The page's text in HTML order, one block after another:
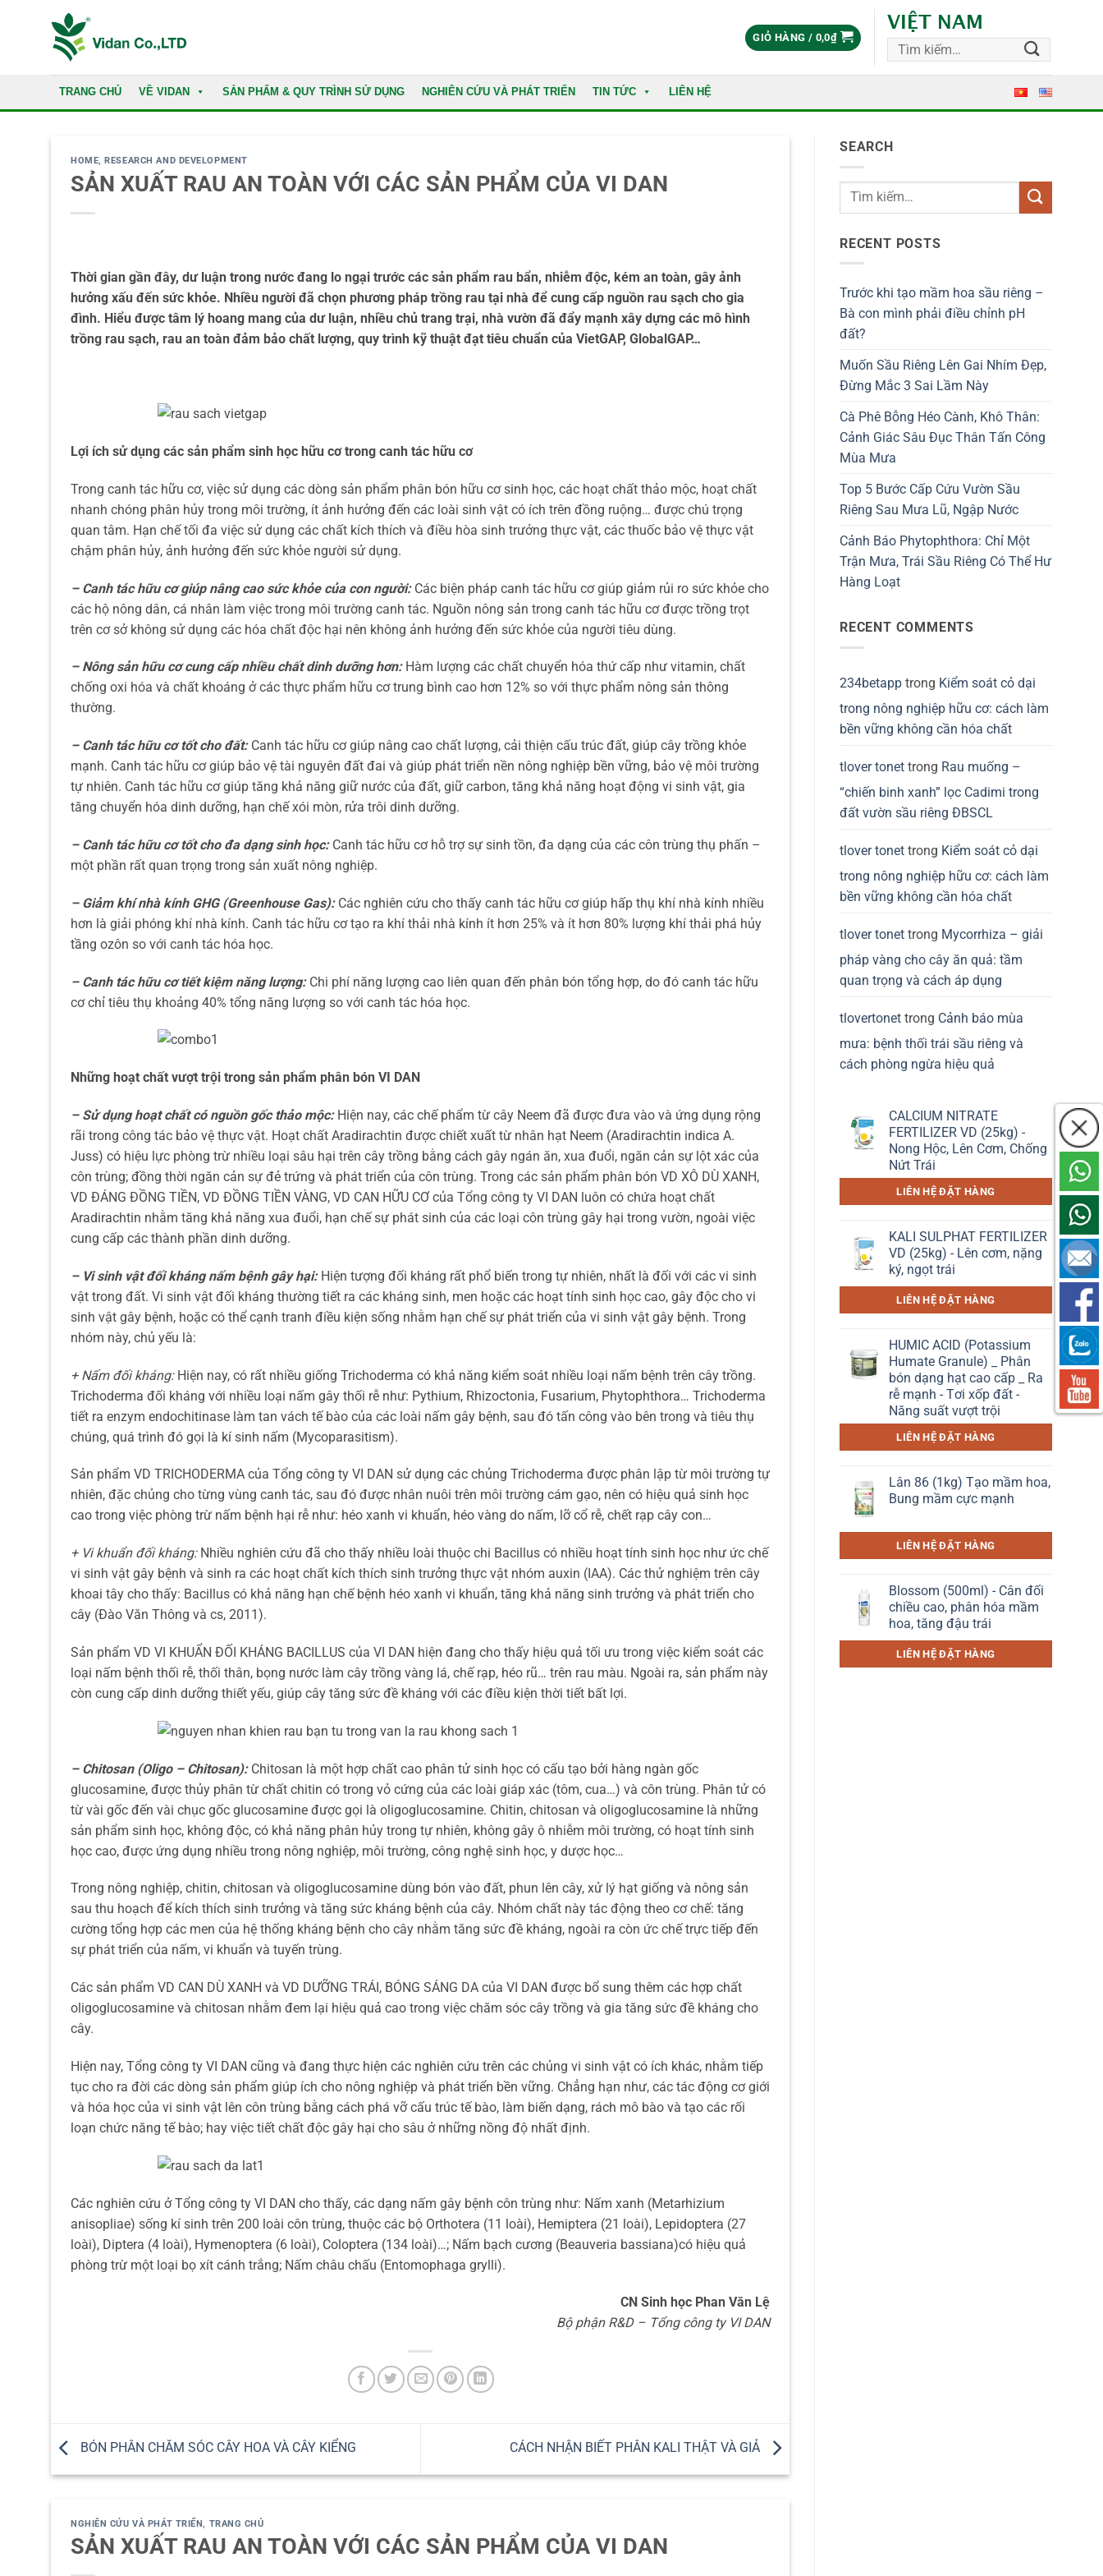
GIỎ HÀNG / 0,0₫
VIỆT NAM
Tìm
kiếm:
TRANG CHỦ VỀ VIDAN SẢN PHẨM & QUY TRÌNH SỬ DỤNG NGHIÊN CỨU VÀ PHÁT TRIỂN TIN TỨC LIÊN HỆ
HOME,RESEARCH AND DEVELOPMENT
SẢN XUẤT RAU AN TOÀN VỚI CÁC SẢN PHẨM CỦA VI DAN
Thời gian gần đây, dư luận trong nước đang lo ngại trước các sản phẩm rau bẩn, nhiễm độc, kém an toàn, gây ảnh
hưởng xấu đến sức khỏe. Nhiều người đã chọn phương pháp trồng rau tại nhà để cung cấp nguồn rau sạch cho gia
đình. Hiểu được tâm lý hoang mang của dư luận, nhiều chủ trang trại, nhà vườn đã đẩy mạnh xây dựng các mô hình
trồng rau sạch, rau an toàn đảm bảo chất lượng, quy trình kỹ thuật đạt tiêu chuẩn của VietGAP, GlobalGAP…
Lợi ích sử dụng các sản phẩm sinh học hữu cơ trong canh tác hữu cơ
Trong canh tác hữu cơ, việc sử dụng các dòng sản phẩm phân bón hữu cơ sinh học, các hoạt chất thảo mộc, hoạt chất
nhanh chóng phân hủy trong môi trường, ít ảnh hưởng đến các loài sinh vật có ích trên đồng ruộng… được chú trọng
quan tâm. Hạn chế tối đa việc sử dụng các chất kích thích và điều hòa sinh trưởng thực vật, các thuốc bảo vệ thực vật
chậm phân hủy, ảnh hưởng đến sức khỏe người sử dụng.
– Canh tác hữu cơ giúp nâng cao sức khỏe của con người:Các biện pháp canh tác hữu cơ giúp giảm rủi ro sức khỏe cho
các hộ nông dân, cá nhân làm việc trong môi trường canh tác. Nguồn nông sản trong canh tác hữu cơ được trồng trọt
trên cơ sở không sử dụng các hóa chất độc hại nên không ảnh hưởng đến sức khỏe của người tiêu dùng.
– Nông sản hữu cơ cung cấp nhiều chất dinh dưỡng hơn:Hàm lượng các chất chuyển hóa thứ cấp như vitamin, chất
chống oxi hóa và chất khoáng ở các thực phẩm hữu cơ trung bình cao hơn 12% so với thực phẩm nông sản thông
thường.
– Canh tác hữu cơ tốt cho đất:Canh tác hữu cơ giúp nâng cao chất lượng, cải thiện cấu trúc đất, giúp cây trồng khỏe
mạnh. Canh tác hữu cơ giúp bảo vệ tài nguyên đất đai và giúp phát triển nền nông nghiệp bền vững, bảo vệ môi trường
tự nhiên. Canh tác hữu cơ giúp tăng khả năng giữ nước của đất, giữ carbon, tăng khả năng hoạt động vi sinh vật, gia
tăng chuyển hóa dinh dưỡng, hạn chế xói mòn, rửa trôi dinh dưỡng.
– Canh tác hữu cơ tốt cho đa dạng sinh học:Canh tác hữu cơ hỗ trợ sự sinh tồn, đa dạng của các côn trùng thụ phấn –
một phần rất quan trọng trong sản xuất nông nghiệp.
– Giảm khí nhà kính GHG (Greenhouse Gas):Các nghiên cứu cho thấy canh tác hữu cơ giúp hấp thụ khí nhà kính nhiều
hơn là giải phóng khí nhà kính. Canh tác hữu cơ tạo ra khí thải nhà kính ít hơn 25% và ít hơn 80% lượng khí thải phá hủy
tầng ozôn so với canh tác hóa học.
– Canh tác hữu cơ tiết kiệm năng lượng:Chi phí năng lượng cao liên quan đến phân bón tổng hợp, do đó canh tác hữu
cơ chỉ tiêu thụ khoảng 40% tổng năng lượng so với canh tác hóa học.
Những hoạt chất vượt trội trong sản phẩm phân bón VI DAN
– Sử dụng hoạt chất có nguồn gốc thảo mộc:Hiện nay, các chế phẩm từ cây Neem đã được đưa vào và ứng dụng rộng
rãi trong công tác bảo vệ thực vật. Hoạt chất Aradirachtin được chiết xuất từ nhân hạt Neem (Aradirachtin indica A.
Juss) có hiệu lực phòng trừ nhiều loại sâu hại trên cây trồng bằng cách gây ngán ăn, xua đuổi, ngăn cản sự lột xác của
côn trùng; đồng thời ngăn cản sự đẻ trứng và phát triển của côn trùng. Trong các sản phẩm phân bón VD XÔ DÙ XANH,
VD ĐÁNG ĐỒNG TIỀN, VD ĐỒNG TIỀN VÀNG, VD CAN HỮU CƠ của Tổng công ty VI DAN luôn có chứa hoạt chất
Aradirachtin nhằm tăng khả năng xua đuổi, hạn chế sự phát sinh của các loại côn trùng gây hại trong vườn, ngoài việc
cung cấp các thành phần dinh dưỡng.
– Vi sinh vật đối kháng nấm bệnh gây hại:Hiện tượng đối kháng rất phổ biến trong tự nhiên, nhất là đối với các vi sinh
vật trong đất. Vi sinh vật đối kháng thường tiết ra các kháng sinh, men hoặc các hoạt tính sinh học cao, gây độc cho vi
sinh vật gây bệnh, hoặc có thể cạnh tranh điều kiện sống nhằm hạn chế sự phát triển của vi sinh vật gây bệnh. Trong
nhóm này, chủ yếu là:
+ Nấm đối kháng:Hiện nay, có rất nhiều giống Trichoderma có khả năng kiểm soát nhiều loại nấm bệnh trên cây trồng.
Trichoderma đối kháng với nhiều loại nấm gây thối rễ như: Pythium, Rhizoctonia, Fusarium, Phytophthora… Trichoderma
tiết ra enzym endochitinase làm tan vách tế bào của các loài nấm gây bệnh, sau đó tấn công vào bên trong và tiêu thụ
chúng, quá trình đó gọi là kí sinh nấm (Mycoparasitism).
Sản phẩm VD TRICHODERMA của Tổng công ty VI DAN sử dụng các chủng Trichoderma được phân lập từ môi trường tự
nhiên, đặc chủng cho từng vùng canh tác, sau đó được nhân nuôi trên môi trường cám gạo, nên có hiệu quả sinh học
cao trong việc phòng trừ nấm bệnh hại rễ như: héo xanh vi khuẩn, héo vàng do nấm, lỡ cổ rễ, chết rạp cây con…
+ Vi khuẩn đối kháng:Nhiều nghiên cứu đã cho thấy nhiều loài thuộc chi Bacillus có nhiều hoạt tính sinh học như ức chế
vi sinh vật gây bệnh và sinh ra các hoạt chất kích thích sinh trưởng thực vật nhóm auxin (IAA). Các thử nghiệm trên cây
khoai tây cho thấy: Bacillus có khả năng hạn chế bệnh héo xanh vi khuẩn, tăng khả năng sinh trưởng và phát triển cho
cây (Đào Văn Thông và cs, 2011).
Sản phẩm VD VI KHUẨN ĐỐI KHÁNG BACILLUS của VI DAN hiện đang cho thấy hiệu quả tối ưu trong việc kiểm soát các
loại nấm bệnh thối rễ, thối thân, bọng nước làm cây trồng vàng lá, chế rạp, héo rũ… trên rau màu. Ngoài ra, sản phẩm này
còn cung cấp dinh dưỡng thiết yếu, giúp cây tăng sức đề kháng với các điều kiện thời tiết bất lợi.
– Chitosan (Oligo – Chitosan):Chitosan là một hợp chất cao phân tử sinh học có cấu tạo bởi hàng ngàn gốc
glucosamine, được thủy phân từ chất chitin có trong vỏ cứng của các loài giáp xác (tôm, cua…) và côn trùng. Phân tử có
từ vài gốc đến vài chục gốc glucosamine được gọi là oligoglucosamine. Chitin, chitosan và oligoglucosamine là những
sản phẩm sinh học, không độc, có khả năng phân hủy trong tự nhiên, không gây ô nhiễm môi trường, có hoạt tính sinh
học cao, được ứng dụng nhiều trong nông nghiệp, môi trường, công nghệ sinh học, y dược học…
Trong nông nghiệp, chitin, chitosan và oligoglucosamine dùng bón vào đất, phun lên cây, xử lý hạt giống và nông sản
sau thu hoạch để kích thích sinh trưởng và tăng sức kháng bệnh của cây. Nhóm chất này tác động theo cơ chế: tăng
cường tổng hợp các men của hệ thống kháng bệnh cho cây nhằm tăng sức đề kháng, ngoài ra còn ức chế trực tiếp đến
sự phát triển của nấm, vi khuẩn và tuyến trùng.
Các sản phẩm VD CAN DÙ XANH và VD DƯỠNG TRÁI, BÓNG SÁNG DA của VI DAN được bổ sung thêm các hợp chất
oligoglucosamine và chitosan nhằm đem lại hiệu quả cao trong việc chăm sóc cây trồng và gia tăng sức đề kháng cho
cây.
Hiện nay, Tổng công ty VI DAN cũng và đang thực hiện các nghiên cứu trên các chủng vi sinh vật có ích khác, nhằm tiếp
tục cho ra đời các dòng sản phẩm giúp ích cho nông nghiệp và phát triển bền vững. Chẳng hạn như, các tác động cơ giới
và hóa học của vi sinh vật lên côn trùng bằng cách phá vỡ cấu trúc tế bào, làm biến dạng, rách mô bào và tạo các rối
loạn chức năng tế bào; hay việc tiết chất độc gây hại cho sâu ở những nồng độ nhất định.
Các nghiên cứu ở Tổng công ty VI DAN cho thấy, các dạng nấm gây bệnh côn trùng như: Nấm xanh (Metarhizium
anisopliae) sống kí sinh trên 200 loài côn trùng, thuộc các bộ Orthotera (11 loài), Hemiptera (21 loài), Lepidoptera (27
loài), Diptera (4 loài), Hymenoptera (6 loài), Coloptera (134 loài)…; Nấm bạch cương (Beauveria bassiana)có hiệu quả
phòng trừ một loại bọ xít cánh trắng; Nấm châu chấu (Entomophaga grylli).
CN Sinh học Phan Văn Lệ
Bộ phận R&D – Tổng công ty VI DAN
BÓN PHÂN CHĂM SÓC CÂY HOA VÀ CÂY KIỂNG CÁCH NHẬN BIẾT PHÂN KALI THẬT VÀ GIẢ
NGHIÊN CỨU VÀ PHÁT TRIỂN, TRANG CHỦ
SẢN XUẤT RAU AN TOÀN VỚI CÁC SẢN PHẨM CỦA VI DAN
SEARCH
RECENT POSTS
Trước khi tạo mầm hoa sầu riêng –
Bà con mình phải điều chỉnh pH
đất?
Muốn Sầu Riêng Lên Gai Nhím Đẹp,
Đừng Mắc 3 Sai Lầm Này
Cà Phê Bỗng Héo Cành, Khô Thân:
Cảnh Giác Sâu Đục Thân Tấn Công
Mùa Mưa
Top 5 Bước Cấp Cứu Vườn Sầu
Riêng Sau Mưa Lũ, Ngập Nước
Cảnh Báo Phytophthora: Chỉ Một
Trận Mưa, Trái Sầu Riêng Có Thể Hư
Hàng Loạt
RECENT COMMENTS
234betapp trong Kiểm soát cỏ dại
trong nông nghiệp hữu cơ: cách làm
bền vững không cần hóa chất
tlover tonet trong Rau muống –
“chiến binh xanh” lọc Cadimi trong
đất vườn sầu riêng ĐBSCL
tlover tonet trong Kiểm soát cỏ dại
trong nông nghiệp hữu cơ: cách làm
bền vững không cần hóa chất
tlover tonet trong Mycorrhiza – giải
pháp vàng cho cây ăn quả: tầm
quan trọng và cách áp dụng
tlovertonet trong Cảnh báo mùa
mưa: bệnh thối trái sầu riêng và
cách phòng ngừa hiệu quả
CALCIUM NITRATE
FERTILIZER VD (25kg) -
Nong Hộc, Lên Cơm, Chống
Nứt Trái
LIÊN HỆ ĐẶT HÀNG
KALI SULPHAT FERTILIZER
VD (25kg) - Lên cơm, nặng
ký, ngọt trái
LIÊN HỆ ĐẶT HÀNG
HUMIC ACID (Potassium
Humate Granule) _ Phân
bón dạng hạt cao cấp _ Ra
rễ mạnh - Tơi xốp đất -
Năng suất vượt trội
LIÊN HỆ ĐẶT HÀNG
Lân 86 (1kg) Tạo mầm hoa,
Bung mầm cực mạnh
LIÊN HỆ ĐẶT HÀNG
Blossom (500ml) - Cân đối
chiều cao, phân hóa mầm
hoa, tăng đậu trái
LIÊN HỆ ĐẶT HÀNG